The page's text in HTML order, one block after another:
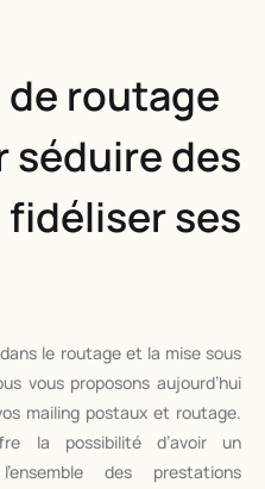
routage
séduire des
ses
le routage et la mise sous
vous proposons aujourd’hui
mailing postaux et routage.
la possibilité d’avoir un
des prestations